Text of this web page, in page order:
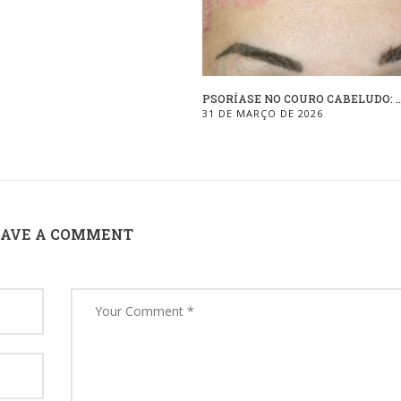
PSORÍASE NO COURO CABELUDO:
31 DE MARÇO DE 2026
A COMMENT